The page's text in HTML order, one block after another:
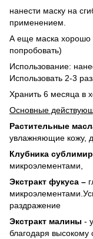
нанести маску на
применением.
А еще маска хорошо
попробовать)
Использование:
Использовать 2-3
Хранить 6 месяца в
Основные
Растительные
увлажняющие кожу,
Клубника
микроэлементами,
Экстракт фукуса –
раздражение
Экстракт малины -
благодаря